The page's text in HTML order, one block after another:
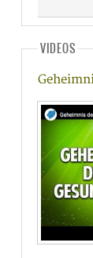
VIDEOS